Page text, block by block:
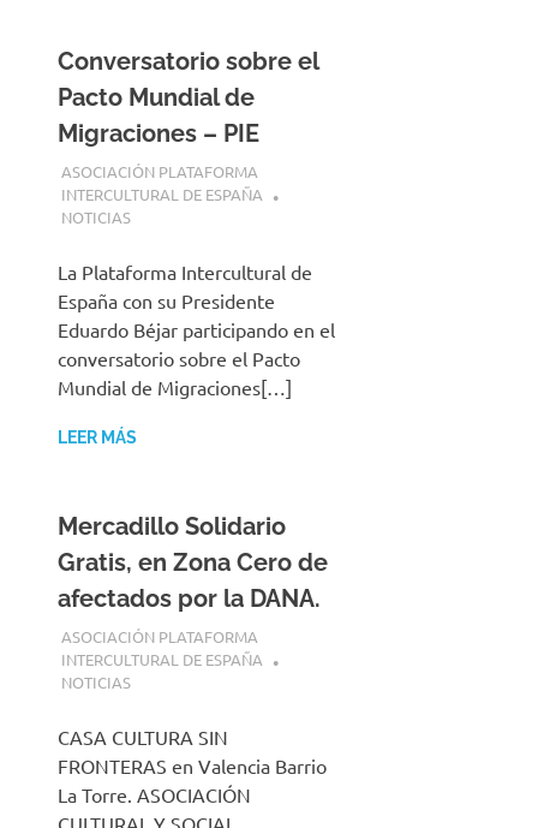
Conversatorio sobre el
Pacto Mundial de
Migraciones – PIE
11 MARZO, 2025
ASOCIACIÓN PLATAFORMA
INTERCULTURAL DE ESPAÑA
NOTICIAS
La Plataforma Intercultural de
España con su Presidente
Eduardo Béjar participando en el
conversatorio sobre el Pacto
Mundial de Migraciones[…]
LEER MÁS
Mercadillo Solidario
Gratis, en Zona Cero de
afectados por la DANA.
7 MARZO, 2025
ASOCIACIÓN PLATAFORMA
INTERCULTURAL DE ESPAÑA
NOTICIAS
CASA CULTURA SIN
FRONTERAS en Valencia Barrio
La Torre. ASOCIACIÓN
CULTURAL Y SOCIAL